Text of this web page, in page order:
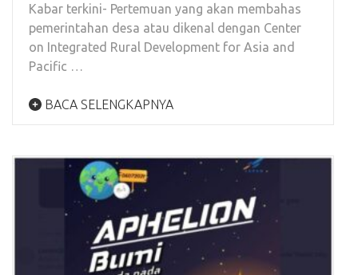
Kabar terkini- Pertemuan yang akan membahas
pemerintahan desa atau dikenal dengan Center
on Integrated Rural Development for Asia and
Pacific …
BACA SELENGKAPNYA